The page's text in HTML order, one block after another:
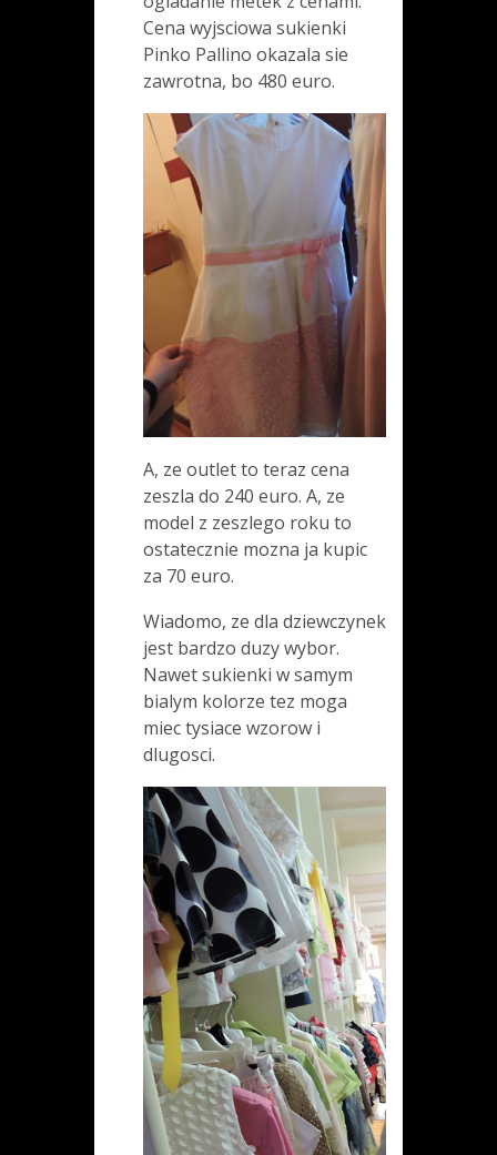
Cena wyjsciowa sukienki
Pinko Pallino okazala sie
zawrotna, bo 480 euro.
A, ze outlet to teraz cena
zeszla do 240 euro. A, ze
model z zeszlego roku to
ostatecznie mozna ja kupic
za 70 euro.
Wiadomo, ze dla dziewczynek
jest bardzo duzy wybor.
Nawet sukienki w samym
bialym kolorze tez moga
miec tysiace wzorow i
dlugosci.